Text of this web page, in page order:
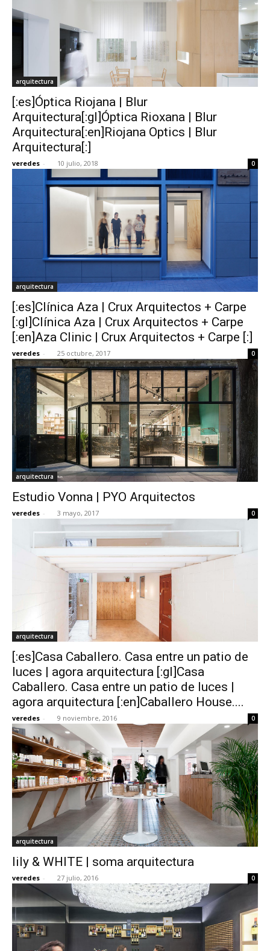
arquitectura
[:es]Óptica Riojana | Blur
Arquitectura[:gl]Óptica Rioxana | Blur
Arquitectura[:en]Riojana Optics | Blur
Arquitectura[:]
veredes - 10 julio, 2018 0
arquitectura
[:es]Clínica Aza | Crux Arquitectos + Carpe
[:gl]Clínica Aza | Crux Arquitectos + Carpe
[:en]Aza Clinic | Crux Arquitectos + Carpe [:]
veredes - 25 octubre, 2017 0
arquitectura
Estudio Vonna | PYO Arquitectos
veredes - 3 mayo, 2017 0
arquitectura
[:es]Casa Caballero. Casa entre un patio de
luces | agora arquitectura [:gl]Casa
Caballero. Casa entre un patio de luces |
agora arquitectura [:en]Caballero House....
veredes - 9 noviembre, 2016 0
arquitectura
lily & WHITE | soma arquitectura
veredes - 27 julio, 2016 0